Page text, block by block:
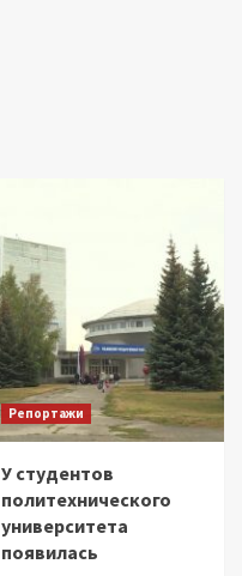
Репортажи
У студентов
политехнического
университета
появилась